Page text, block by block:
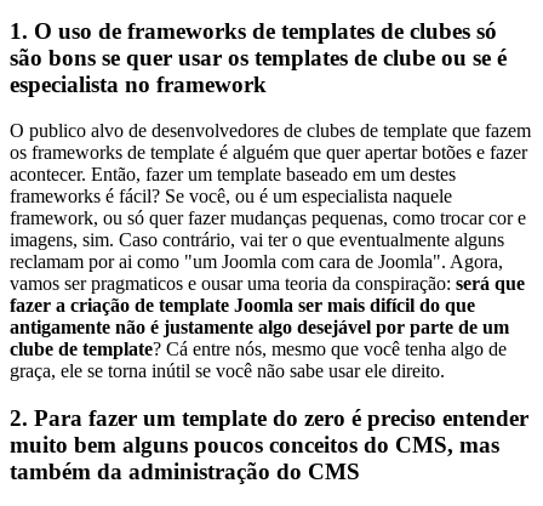
1. O uso de frameworks de templates de clubes só
são bons se quer usar os templates de clube ou se é
especialista no framework
O publico alvo de desenvolvedores de clubes de template que fazem
os frameworks de template é alguém que quer apertar botões e fazer
acontecer. Então, fazer um template baseado em um destes
frameworks é fácil? Se você, ou é um especialista naquele
framework, ou só quer fazer mudanças pequenas, como trocar cor e
imagens, sim. Caso contrário, vai ter o que eventualmente alguns
reclamam por ai como "um Joomla com cara de Joomla". Agora,
vamos ser pragmaticos e ousar uma teoria da conspiração: será que
fazer a criação de template Joomla ser mais difícil do que
antigamente não é justamente algo desejável por parte de um
clube de template? Cá entre nós, mesmo que você tenha algo de
graça, ele se torna inútil se você não sabe usar ele direito.
2. Para fazer um template do zero é preciso entender
muito bem alguns poucos conceitos do CMS, mas
também da administração do CMS